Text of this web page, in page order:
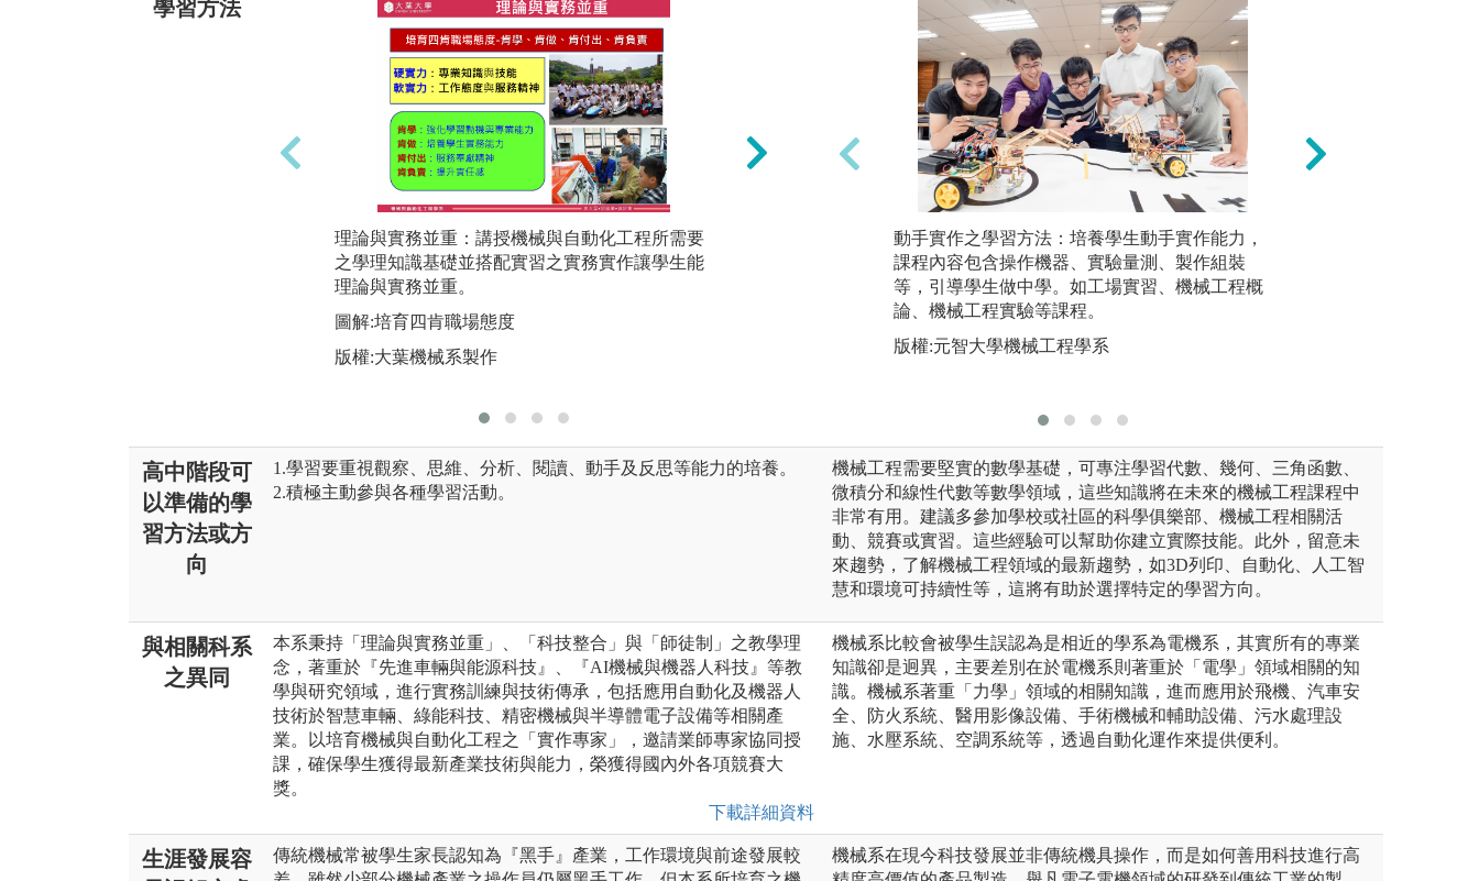
學習方法
理論與實務並重：講授機械與自動化工程所需要
之學理知識基礎並搭配實習之實務實作讓學生能
理論與實務並重。
圖解:培育四肯職場態度
版權:大葉機械系製作
科技整合與產學合作：規劃學生進入系上教師實
驗室參與產學計畫之執行，藉由碩博班學長指導
研究與研發技巧，利於學生即早尋找自我興趣。
圖解:產學合作創造雙贏
版權:大葉機械系製作
動手實作之學習方法：培養學生動手實作能力，
課程內容包含操作機器、實驗量測、製作組裝
等，引導學生做中學。如工場實習、機械工程概
論、機械工程實驗等課程。
版權:元智大學機械工程學系
高中階段可
以準備的學
習方法或方
向
1.學習要重視觀察、思維、分析、閱讀、動手及反思等能力的培養。
2.積極主動參與各種學習活動。
機械工程需要堅實的數學基礎，可專注學習代數、幾何、三角函數、
微積分和線性代數等數學領域，這些知識將在未來的機械工程課程中
非常有用。建議多參加學校或社區的科學俱樂部、機械工程相關活
動、競賽或實習。這些經驗可以幫助你建立實際技能。此外，留意未
來趨勢，了解機械工程領域的最新趨勢，如3D列印、自動化、人工智
慧和環境可持續性等，這將有助於選擇特定的學習方向。
與相關科系
之異同
本系秉持「理論與實務並重」、「科技整合」與「師徒制」之教學理
念，著重於『先進車輛與能源科技』、『AI機械與機器人科技』等教
學與研究領域，進行實務訓練與技術傳承，包括應用自動化及機器人
技術於智慧車輛、綠能科技、精密機械與半導體電子設備等相關產
業。以培育機械與自動化工程之「實作專家」，邀請業師專家協同授
課，確保學生獲得最新產業技術與能力，榮獲得國內外各項競賽大
獎。
下載詳細資料
機械系比較會被學生誤認為是相近的學系為電機系，其實所有的專業
知識卻是迥異，主要差別在於電機系則著重於「電學」領域相關的知
識。機械系著重「力學」領域的相關知識，進而應用於飛機、汽車安
全、防火系統、醫用影像設備、手術機械和輔助設備、污水處理設
施、水壓系統、空調系統等，透過自動化運作來提供便利。
生涯發展容
傳統機械常被學生家長認知為『黑手』產業，工作環境與前途發展較
機械系在現今科技發展並非傳統機具操作，而是如何善用科技進行高